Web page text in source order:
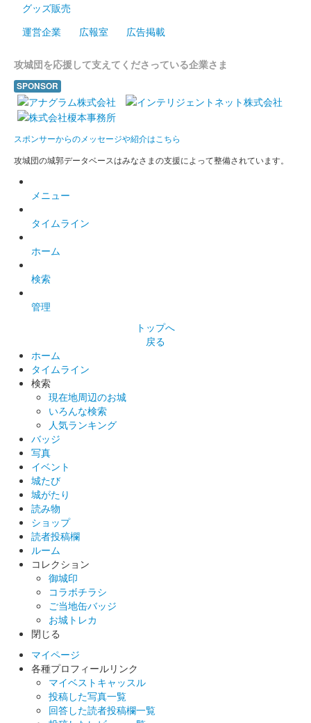
販売終了
岸和田城の危機を蛸が救ったといわれている「蛸地蔵伝説」にち
和歌山城 御城印 令和7年新春限定版
和歌山城 御城印
販売終了
和歌山城 御城印
販売終了
和歌山城 御城印
販売終了
家紋が斜めに配置されたバージョン。
和歌山城 御城印
販売終了
和歌山城 御城印
販売終了
虎伏城（和歌山城） 御城印
限定版
販売終了
クリーム色の銀砂子地に紫の蔦紋と黒の城名。紅葉の葉もあしら
われている。当初は3枚セット1000円で販売されていた。
グッズ販売
運営企業
広報室 広告掲載
攻城団を応援して支えてくださっている企業さま
SPONSOR
スポンサーからのメッセージや紹介はこちら
攻城団の城郭データベースはみなさまの支援によって整備されています。
メニュー
タイムライン
ホーム
検索
管理
トップへ
戻る
ホーム
タイムライン
検索
現在地周辺のお城
いろんな検索
人気ランキング
バッジ
写真
イベント
城たび
城がたり
読み物
ショップ
読者投稿欄
ルーム
コレクション
御城印
コラボチラシ
ご当地缶バッジ
お城トレカ
閉じる
マイページ
各種プロフィールリンク
マイベストキャッスル
投稿した写真一覧
回答した読者投稿欄一覧